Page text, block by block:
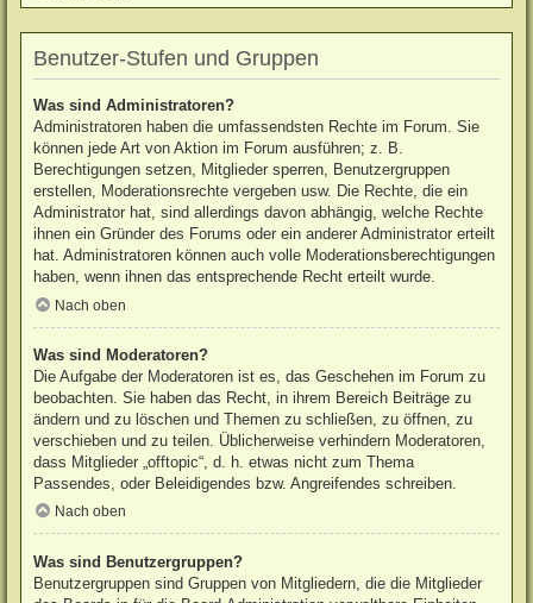
Benutzer-Stufen und Gruppen
Was sind Administratoren?
Administratoren haben die umfassendsten Rechte im Forum. Sie
können jede Art von Aktion im Forum ausführen; z. B.
Berechtigungen setzen, Mitglieder sperren, Benutzergruppen
erstellen, Moderationsrechte vergeben usw. Die Rechte, die ein
Administrator hat, sind allerdings davon abhängig, welche Rechte
ihnen ein Gründer des Forums oder ein anderer Administrator erteilt
hat. Administratoren können auch volle Moderationsberechtigungen
haben, wenn ihnen das entsprechende Recht erteilt wurde.
Nach oben
Was sind Moderatoren?
Die Aufgabe der Moderatoren ist es, das Geschehen im Forum zu
beobachten. Sie haben das Recht, in ihrem Bereich Beiträge zu
ändern und zu löschen und Themen zu schließen, zu öffnen, zu
verschieben und zu teilen. Üblicherweise verhindern Moderatoren,
dass Mitglieder „offtopic“, d. h. etwas nicht zum Thema
Passendes, oder Beleidigendes bzw. Angreifendes schreiben.
Nach oben
Was sind Benutzergruppen?
Benutzergruppen sind Gruppen von Mitgliedern, die die Mitglieder